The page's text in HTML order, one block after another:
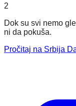
2
Dok su svi nemo
ni da pokuša.
Pročitaj na Srbija